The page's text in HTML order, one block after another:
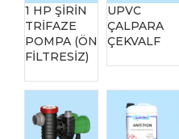
1 HP ŞİRİN
TRİFAZE
POMPA (ÖN
FİLTRESİZ)
UPVC
ÇALPARA
ÇEKVALF